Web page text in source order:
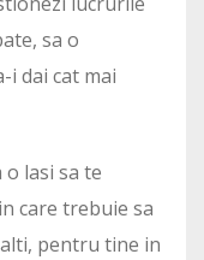
sa o
i dai cat mai
lasi sa te
care trebuie sa
pentru tine in